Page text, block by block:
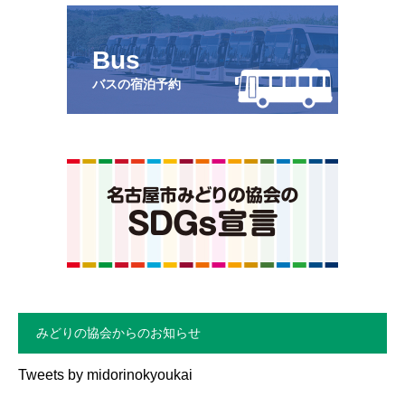
Bus
バスの宿泊予約
みどりの協会からのお知らせ
Tweets by midorinokyoukai